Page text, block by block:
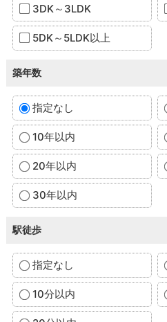
3DK～3LDK
5DK～5LDK以上
築年数
指定なし
10年以内
20年以内
30年以内
駅徒歩
指定なし
10分以内